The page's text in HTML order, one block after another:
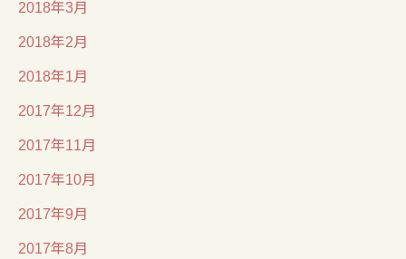
2018年3月
2018年2月
2018年1月
2017年12月
2017年11月
2017年10月
2017年9月
2017年8月